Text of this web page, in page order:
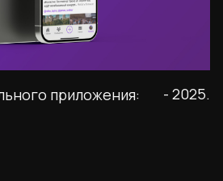
приложения:
- 2025.